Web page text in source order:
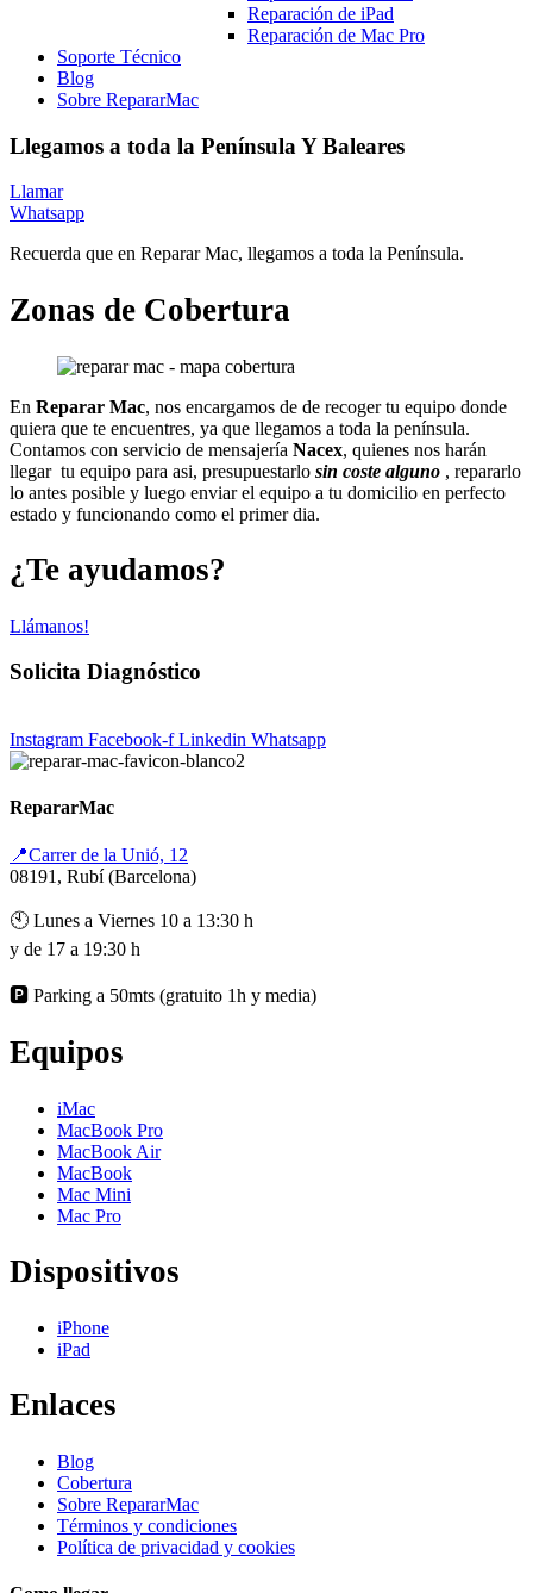
Reparación de iPad
Reparación de Mac Pro
Soporte Técnico
Blog
Sobre RepararMac
Llegamos a toda la Península Y Baleares
Llamar
Whatsapp
Recuerda que en Reparar Mac, llegamos a toda la Península.
Zonas de Cobertura
En Reparar Mac, nos encargamos de de recoger tu equipo donde
quiera que te encuentres, ya que llegamos a toda la península.
Contamos con servicio de mensajería Nacex, quienes nos harán
llegar tu equipo para asi, presupuestarlo sin coste alguno , repararlo
lo antes posible y luego enviar el equipo a tu domicilio en perfecto
estado y funcionando como el primer dia.
¿Te ayudamos?
Llámanos!
Solicita Diagnóstico
Instagram Facebook-f Linkedin Whatsapp
RepararMac
📍Carrer de la Unió, 12
08191, Rubí (Barcelona)
🕙 Lunes a Viernes 10 a 13:30 h
y de 17 a 19:30 h
🅿️ Parking a 50mts (gratuito 1h y media)
Equipos
iMac
MacBook Pro
MacBook Air
MacBook
Mac Mini
Mac Pro
Dispositivos
iPhone
iPad
Enlaces
Blog
Cobertura
Sobre RepararMac
Términos y condiciones
Política de privacidad y cookies